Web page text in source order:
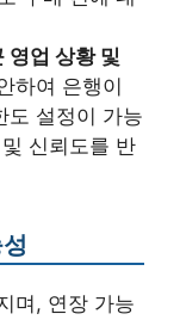
영업 상황 및
하여 은행이
도 설정이 가능
신뢰도를 반
며, 연장 가능